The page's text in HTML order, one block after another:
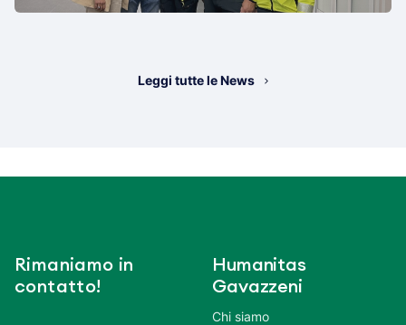
Leggi tutte le News
Rimaniamo in
contatto!
Humanitas
Gavazzeni
Chi siamo